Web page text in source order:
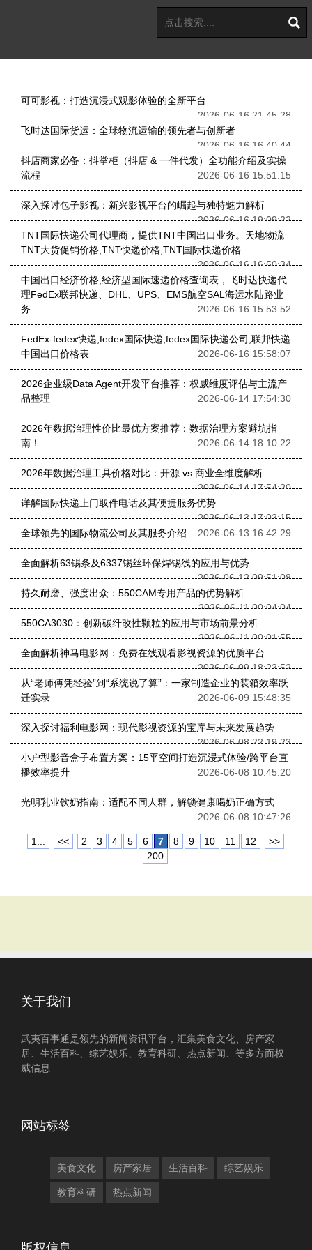
可可影视：打造沉浸式观影体验的全新平台
2026-06-16 21:45:28
飞时达国际货运：全球物流运输的领先者与创新者
2026-06-16 16:40:44
抖店商家必备：抖掌柜（抖店 & 一件代发）全功能介绍及实操
流程
2026-06-16 15:51:15
深入探讨包子影视：新兴影视平台的崛起与独特魅力解析
2026-06-16 19:09:22
TNT国际快递公司代理商，提供TNT中国出口业务。天地物流
TNT大货促销价格,TNT快递价格,TNT国际快递价格
2026-06-16 16:50:34
中国出口经济价格,经济型国际速递价格查询表，飞时达快递代
理FedEx联邦快递、DHL、UPS、EMS航空SAL海运水陆路业
务
2026-06-16 15:53:52
FedEx-fedex快递,fedex国际快递,fedex国际快递公司,联邦快递
中国出口价格表
2026-06-16 15:58:07
2026企业级Data Agent开发平台推荐：权威维度评估与主流产
品整理
2026-06-14 17:54:30
2026年数据治理性价比最优方案推荐：数据治理方案避坑指
南！
2026-06-14 18:10:22
2026年数据治理工具价格对比：开源 vs 商业全维度解析
2026-06-14 17:54:20
详解国际快递上门取件电话及其便捷服务优势
2026-06-13 17:03:15
全球领先的国际物流公司及其服务介绍
2026-06-13 16:42:29
全面解析63锡条及6337锡丝环保焊锡线的应用与优势
2026-06-12 09:51:08
持久耐磨、强度出众：550CAM专用产品的优势解析
2026-06-11 00:04:04
550CA3030：创新碳纤改性颗粒的应用与市场前景分析
2026-06-11 00:01:55
全面解析神马电影网：免费在线观看影视资源的优质平台
2026-06-09 18:23:52
从“老师傅凭经验”到“系统说了算”：一家制造企业的装箱效率跃
迁实录
2026-06-09 15:48:35
深入探讨福利电影网：现代影视资源的宝库与未来发展趋势
2026-06-08 22:19:23
小户型影音盒子布置方案：15平空间打造沉浸式体验/跨平台直
播效率提升
2026-06-08 10:45:20
光明乳业饮奶指南：适配不同人群，解锁健康喝奶正确方式
2026-06-08 10:47:26
1... << 2 3 4 5 6 7 8 9 10 11 12
>>
200
关于我们
武夷百事通是领先的新闻资讯平台，汇集美食文化、房产家
居、生活百科、综艺娱乐、教育科研、热点新闻、等多方面权
威信息
网站标签
美食文化 房产家居 生活百科 综艺娱乐
教育科研 热点新闻